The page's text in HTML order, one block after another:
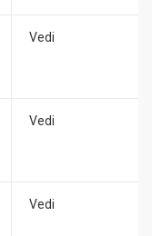
Vedi
Vedi
Vedi